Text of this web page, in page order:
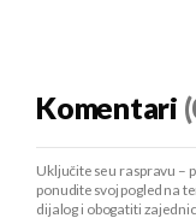
Komentari
Uključite se u raspravu –
ponudite svoj pogled na
dijalog i obogatiti